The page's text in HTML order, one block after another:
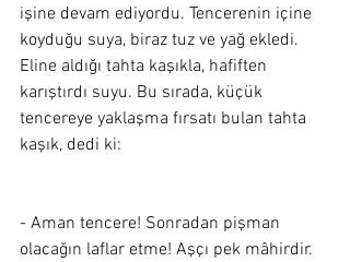
işine devam ediyordu. Tencerenin içine
koyduğu suya, biraz tuz ve yağ ekledi.
Eline aldığı tahta kaşıkla, hafiften
karıştırdı suyu. Bu sırada, küçük
tencereye yaklaşma fırsatı bulan tahta
kaşık, dedi ki:
- Aman tencere! Sonradan pişman
olacağın laflar etme! Aşçı pek mâhirdir.